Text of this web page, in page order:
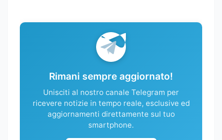
Rimani sempre aggiornato!
Unisciti al nostro canale Telegram per
ricevere notizie in tempo reale, esclusive ed
aggiornamenti direttamente sul tuo
smartphone.